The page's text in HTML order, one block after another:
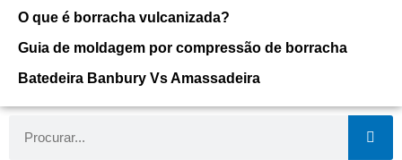
O que é borracha vulcanizada?
Guia de moldagem por compressão de borracha
Batedeira Banbury Vs Amassadeira